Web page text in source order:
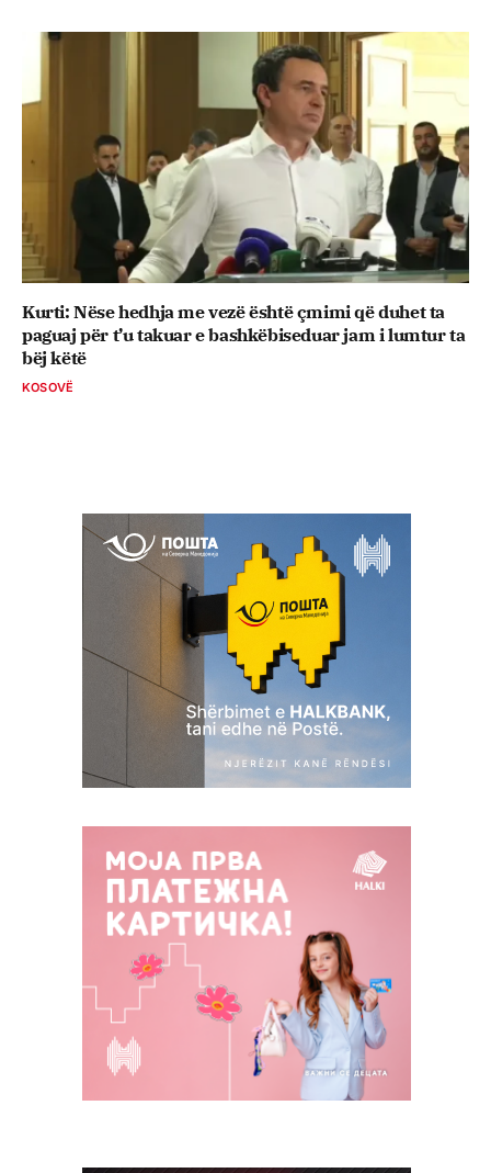
Kurti: Nëse hedhja me vezë është çmimi që duhet ta
paguaj për t’u takuar e bashkëbiseduar jam i lumtur ta
bëj këtë
KOSOVË